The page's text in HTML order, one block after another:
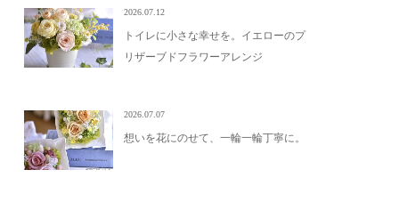
2026.07.12
トイレに小さな幸せを。イエローのプ
リザーブドフラワーアレンジ
2026.07.07
想いを花にのせて、一輪一輪丁寧に。